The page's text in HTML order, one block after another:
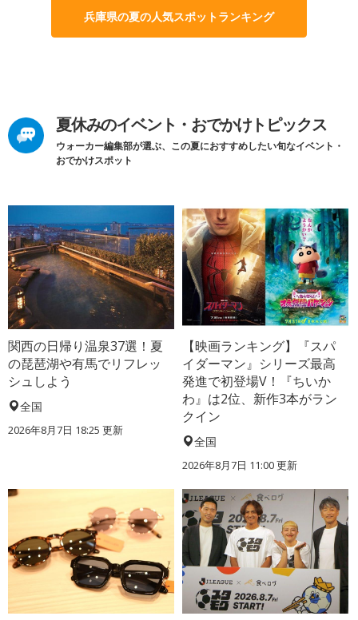
兵庫県の夏の人気スポットランキング
夏休みのイベント・おでかけトピックス
ウォーカー編集部が選ぶ、この夏におすすめしたい旬なイベント・
おでかけスポット
関西の日帰り温泉37選！夏
の琵琶湖や有馬でリフレッ
シュしよう
全国
2026年8月7日 18:25 更新
【映画ランキング】『スパ
イダーマン』シリーズ最高
発進で初登場V！『ちいか
わ』は2位、新作3本がラン
クイン
全国
2026年8月7日 11:00更新